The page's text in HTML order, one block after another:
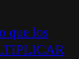
que los